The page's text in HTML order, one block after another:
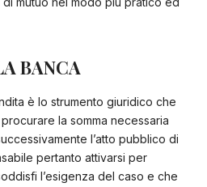
BANCA
è lo strumento giuridico che
la somma necessaria
l’atto pubblico di
pertanto attivarsi per
l’esigenza del caso e che